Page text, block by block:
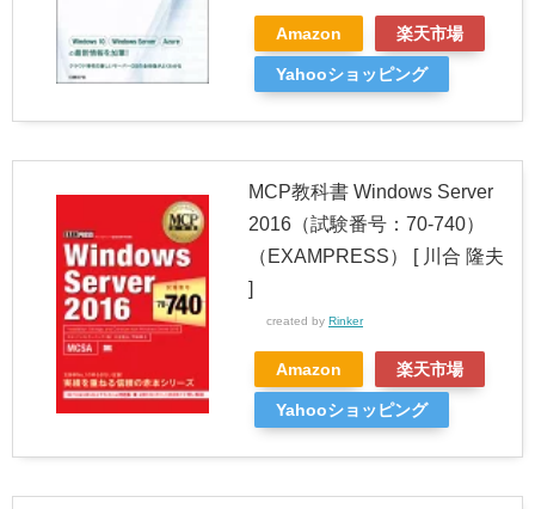
Amazon 楽天市場
Yahooショッピング
MCP教科書 Windows Server
2016（試験番号：70-740）
（EXAMPRESS） [ 川合 隆夫
]
created by Rinker
Amazon 楽天市場
Yahooショッピング